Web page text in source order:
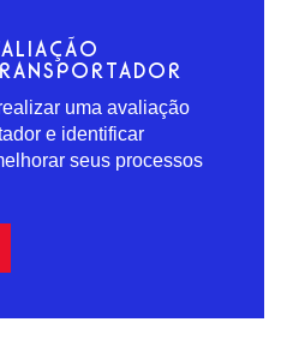
uma avaliação
e identificar
seus processos